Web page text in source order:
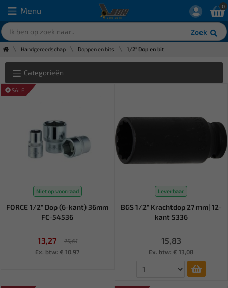
Menu
Zoek
0
Handgereedschap Doppen en bits 1/2" Dop en bit
Categorieën
SALE!
Niet op voorraad
FORCE 1/2" Dop (6-kant) 36mm
FC-54536
13,27
15,61
Ex. btw: € 10,97
Leverbaar
BGS 1/2" Krachtdop 27 mm| 12-
kant 5336
15,83
Ex. btw: € 13,08